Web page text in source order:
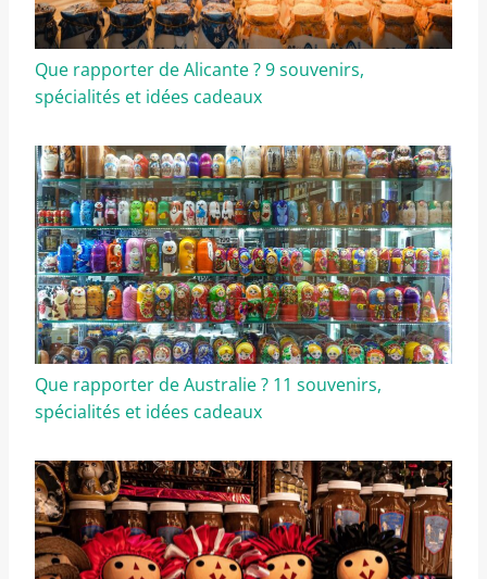
Que rapporter de Alicante ? 9 souvenirs,
spécialités et idées cadeaux
Que rapporter de Australie ? 11 souvenirs,
spécialités et idées cadeaux